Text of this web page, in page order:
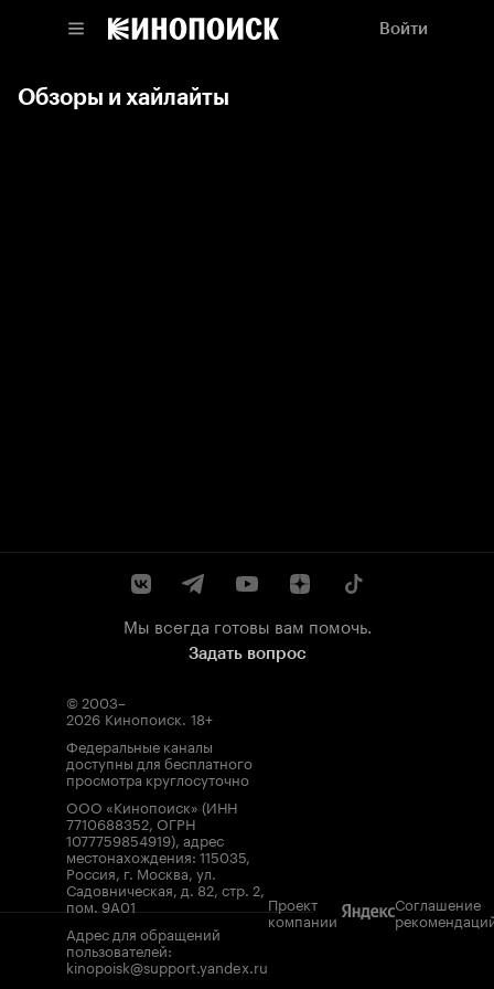
Войти
Обзоры и хайлайты
Мы всегда готовы вам помочь.
Задать вопрос
© 2003–
2026 Кинопоиск. 18+
Федеральные каналы
доступны для бесплатного
просмотра круглосуточно
ООО «Кинопоиск» (ИНН
7710688352, ОГРН
1077759854919), адрес
местонахождения: 115035,
Россия, г. Москва, ул.
Садовническая, д. 82, стр. 2,
пом. 9А01
Адрес для обращений
пользователей:
kinopoisk@support.yandex.ru
Проект
компании
Соглашение